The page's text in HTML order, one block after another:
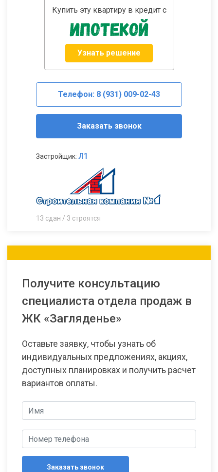
Купить эту квартиру в кредит с
Узнать решение
Телефон: 8 (931) 009-02-43
Заказать звонок
Застройщик: Л1
13 сдан / 3 строятся
Получите консультацию
специалиста отдела продаж в
ЖК «Загляденье»
Оставьте заявку, чтобы узнать об
индивидуальных предложениях, акциях,
доступных планировках и получить расчет
вариантов оплаты.
Заказать звонок